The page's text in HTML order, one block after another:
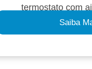
termostato com
Saiba